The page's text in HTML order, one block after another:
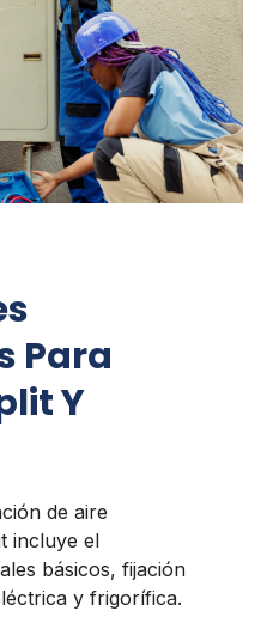
Para
Y
de aire
incluye el
básicos, fijación
y frigorífica.